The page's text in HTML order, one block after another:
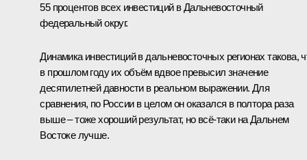
55 процентов всех инвестиций в Дальневосточный
федеральный округ.
Динамика инвестиций в дальневосточных регионах такова,
в прошлом году их объём вдвое превысил значение
десятилетней давности в реальном выражении. Для
сравнения, по России в целом он оказался в полтора раза
выше – тоже хороший результат, но всё-таки на Дальнем
Востоке лучше.